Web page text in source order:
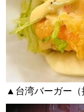
▲台湾バーガー（